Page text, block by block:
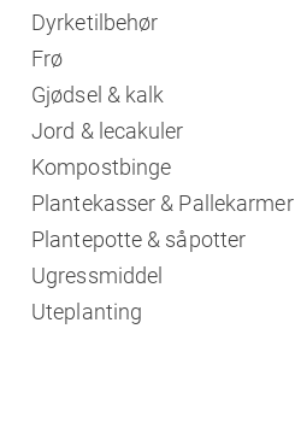
Dyrketilbehør
Frø
Gjødsel & kalk
Jord & lecakuler
Kompostbinge
Plantekasser & Pallekarmer
Plantepotte & såpotter
Ugressmiddel
Uteplanting